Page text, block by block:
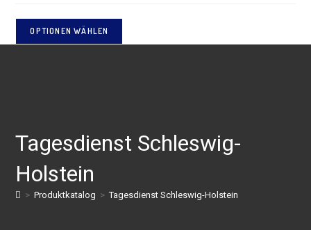
OPTIONEN WÄHLEN
Tagesdienst Schleswig-
Holstein
> Produktkatalog > Tagesdienst Schleswig-Holstein